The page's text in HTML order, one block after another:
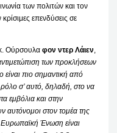
των πολιτών και τον
επενδύσεις σε
Ούρσουλαφον ντερ Λάιεν,
των προκλήσεων
είναι πιο σημαντική από
ρόλο σ’ αυτό, δηλαδή, στο να
εμβόλια και στην
αυτόνομοι στον τομέα της
Ευρωπαϊκή Ένωση είναι